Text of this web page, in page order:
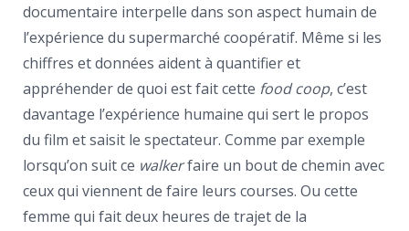
documentaire interpelle dans son aspect humain de
l’expérience du supermarché coopératif. Même si les
chiffres et données aident à quantifier et
appréhender de quoi est fait cette food coop, c’est
davantage l’expérience humaine qui sert le propos
du film et saisit le spectateur. Comme par exemple
lorsqu’on suit ce walkerfaire un bout de chemin avec
ceux qui viennent de faire leurs courses. Ou cette
femme qui fait deux heures de trajet de la